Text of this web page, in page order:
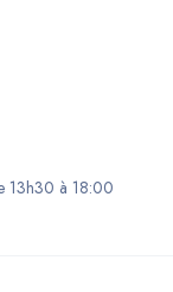
13h30 à 18:00